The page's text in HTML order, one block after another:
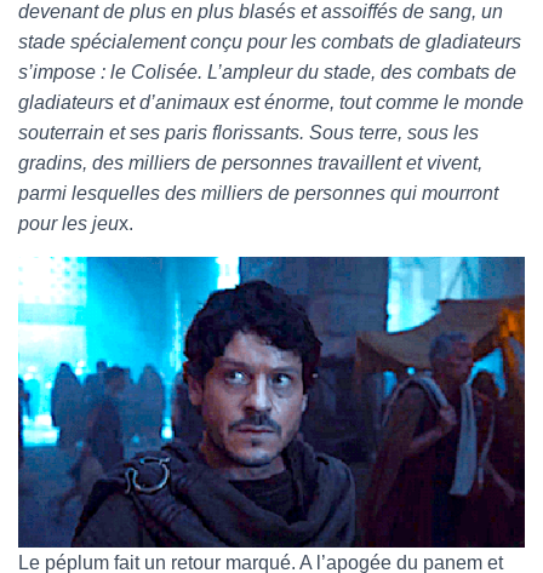
devenant de plus en plus blasés et assoiffés de sang, un
stade spécialement conçu pour les combats de gladiateurs
s’impose : le Colisée. L’ampleur du stade, des combats de
gladiateurs et d’animaux est énorme, tout comme le monde
souterrain et ses paris florissants. Sous terre, sous les
gradins, des milliers de personnes travaillent et vivent,
parmi lesquelles des milliers de personnes qui mourront
pour les jeux.
Le péplum fait un retour marqué. A l’apogée du panem et